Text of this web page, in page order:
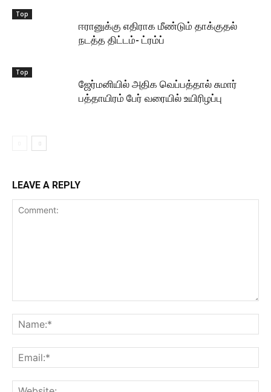
Top
ஈரானுக்கு எதிராக மீண்டும் தாக்குதல்
நடத்த திட்டம்- ட்ரம்ப்
Top
ஜேர்மனியில் அதிக வெப்பத்தால் சுமார்
பத்தாயிரம் பேர் வரையில் உயிரிழப்பு
LEAVE A REPLY